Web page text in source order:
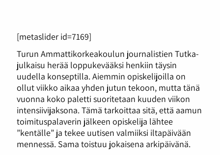
[metaslider id=7169]
Turun Ammattikorkeakoulun journalistien Tutka-
julkaisu herää loppukevääksi henkiin täysin
uudella konseptilla. Aiemmin opiskelijoilla on
ollut viikko aikaa yhden jutun tekoon, mutta tänä
vuonna koko paletti suoritetaan kuuden viikon
intensiivijaksona. Tämä tarkoittaa sitä, että aamun
toimituspalaverin jälkeen opiskelija lähtee
”kentälle” ja tekee uutisen valmiiksi iltapäivään
mennessä. Sama toistuu jokaisena arkipäivänä.